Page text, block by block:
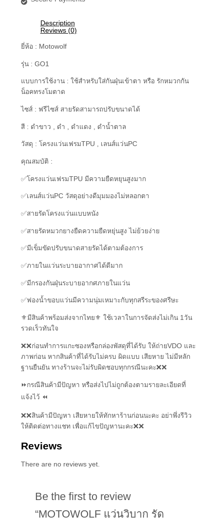
Description
Reviews (0)
ยี่ห้อ : Motowolf
รุ่น : GO1
แบบการใช้งาน : ใช้สำหรับใส่กันฝุ่นเข้าตา หรือ รักหมวกกัน
น็อคทรงโมตาด
ไซส์ : ฟรีไซส์ สายรัดสามารถปรับขนาดได้
สี : ดำขาว , ดำ , ดำแดง , ดำน้ำตาล
วัสดุ : โครงแว่นเฟรมTPU , เลนส์แว่นPC
คุณสมบัติ :
✅โครงแว่นเฟรมTPU มีความยืดหยุนสูงมาก
✅เลนส์แว่นPC วัสดุอย่างดีมุมมองไม่หลอกตา
✅สายรัดโครงแว่นแบบหนัง
✅สายรัดหมวกยางยืดความยืดหยุ่นสูง ไม่ย้วยง่าย
✅มีเข็มขัดปรับขนาดสายรัดได้ตามต้องการ
✅ภายในแว่นระบายอากาศได้ดีมาก
✅มีกรองกันฝุ่นระบายอากศภายในแว่น
✅ฟองน้ำขอบแว่นมีความนุ่มเหมาะกับทุกสรีระของศรีษะ
⚜มีสินค้าพร้อมส่งจากไทย⚜ ใช้เวลาในการจัดส่งไม่เกิน 1วัน
รวดเร็วทันใจ
❌❌ก่อนทำการแกะซองหรือกล่องพัสดุที่ได้รับ ให้ถ่ายVDO และ
ภาพก่อน หากสินค้าที่ได้รับไม่ครบ ผิดแบบ เสียหาย ไม่มีหลัก
ฐานยืนยัน ทางร้านจะไม่รับผิดชอบทุกกรณีนะคะ❌❌
⏩กรณีสินค้ามีปัญหา หรือส่งไปไม่ถูกต้องตามรายละเอียดที่
แจ้งไว้ ⏪
❌❌สินค้ามีปัญหา เสียหายให้ทักหาร้านก่อนนะคะ อย่าพึ่งรีวิว
ให้ติดต่อทางแชท เพื่อแก้ไขปัญหานะคะ❌❌
Reviews
There are no reviews yet.
Be the first to review
“MOTOWOLF แว่นวิบาก รัด